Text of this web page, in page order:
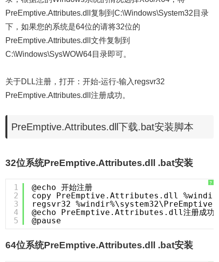
PreEmptive.Attributes.dll复制到C:\Windows\System32目录
下，如果您的系统是64位的请将32位的
PreEmptive.Attributes.dll文件复制到
C:\Windows\SysWOW64目录即可。
关于DLL注册，打开：开始-运行-输入regsvr32
PreEmptive.Attributes.dll注册成功。
PreEmptive.Attributes.dll下载.bat安装脚本
32位系统PreEmptive.Attributes.dll .bat安装
?
1
2
3
4
5
@echo 开始注册
copy PreEmptive.Attributes.dll
regsvr32
@echo PreEmptive.Attributes.dll注册成功
@pause
64位系统PreEmptive.Attributes.dll .bat安装